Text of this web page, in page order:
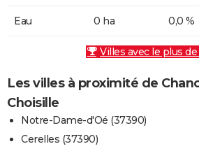
Eau 0 ha 0,0 %
Villes avec le plus
Les villes à proximité de
Choisille
Notre-Dame-d'Oé (37390)
Cerelles (37390)